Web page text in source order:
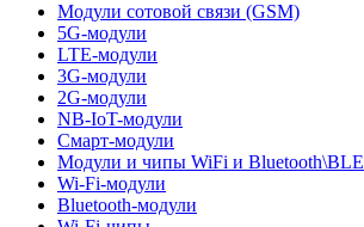
Модули сотовой связи (GSM)
5G-модули
LTE-модули
3G-модули
2G-модули
NB-IoT-модули
Смарт-модули
Модули и чипы WiFi и Bluetooth\BLE
Wi-Fi-модули
Bluetooth-модули